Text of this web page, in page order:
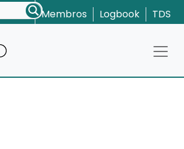
Membros Logbook TDS